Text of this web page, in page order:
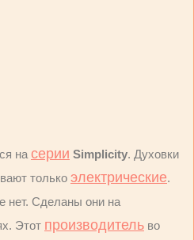
на серии Simplicity. Духовки
только электрические.
нет. Сделаны они на
Этот производитель во